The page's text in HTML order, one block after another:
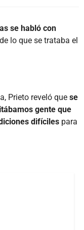
se habló con
lo que se trataba el
Prieto reveló que se
gente que
difíciles para